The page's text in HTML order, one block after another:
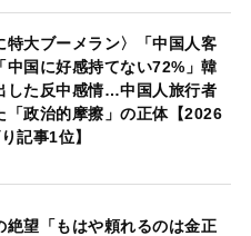
特大ブーメラン〉「中国人客
中国に好感持てない72%」韓
した反中感情…中国人旅行者
「政治的摩擦」の正体【2026
記事1位】
絶望「もはや頼れるのは金正